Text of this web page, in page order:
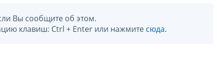
Вы сообщите об этом.
клавиш: Ctrl + Enter или нажмите сюда.